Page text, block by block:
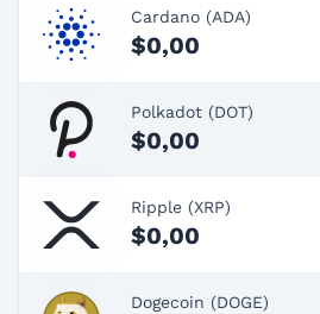
Cardano (ADA)
$0,00
Polkadot (DOT)
$0,00
Ripple (XRP)
$0,00
Dogecoin (DOGE)